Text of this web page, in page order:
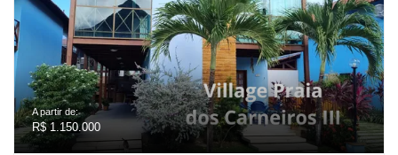
A partir de:
R$ 1.150.000